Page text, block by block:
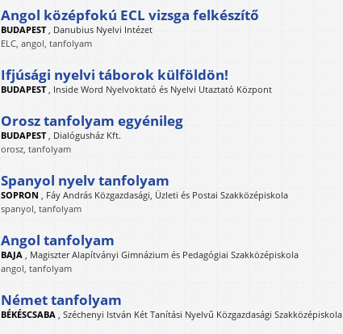
Angol középfokú ECL vizsga felkészítő
BUDAPEST, Danubius Nyelvi Intézet
ELC, angol, tanfolyam
Ifjúsági nyelvi táborok külföldön!
BUDAPEST, Inside Word Nyelvoktató és Nyelvi Utaztató Központ
Orosz tanfolyam egyénileg
BUDAPEST, Dialógusház Kft.
orosz, tanfolyam
Spanyol nyelv tanfolyam
SOPRON , Fáy András Közgazdasági, Üzleti és Postai Szakközépiskola
spanyol, tanfolyam
Angol tanfolyam
BAJA , Magiszter Alapítványi Gimnázium és Pedagógiai Szakközépiskola
angol, tanfolyam
Német tanfolyam
BÉKÉSCSABA , Széchenyi István Két Tanítási Nyelvű Közgazdasági Szakközépiskola